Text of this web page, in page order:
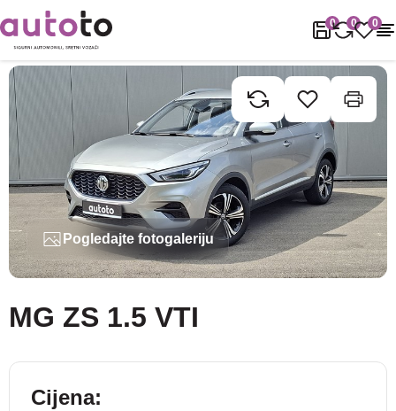
0 0 0
Naslovnica Rabljena vozila MG ZS 1.5 VTI
Pogledajte fotogaleriju
MG ZS 1.5 VTI
Cijena: